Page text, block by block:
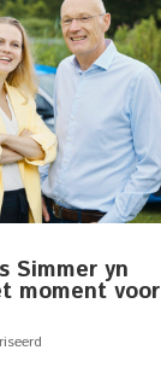
Simmer yn
moment voor